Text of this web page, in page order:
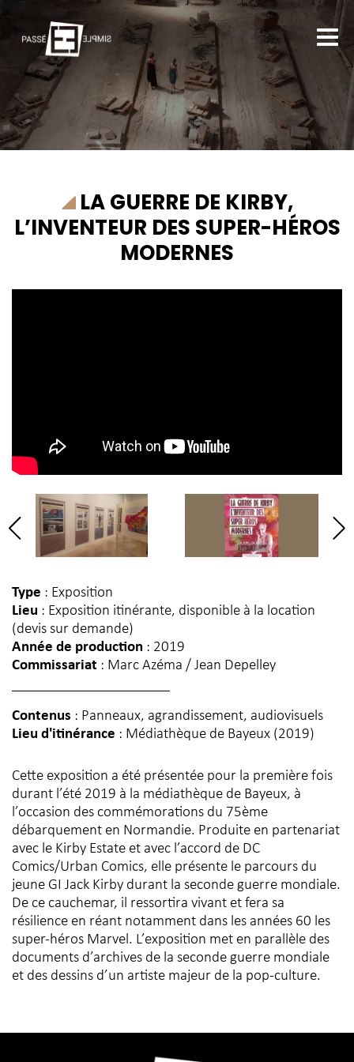
LA GUERRE DE KIRBY,
L’INVENTEUR DES SUPER-HÉROS
MODERNES
Type : Exposition
Lieu : Exposition itinérante, disponible à la location
(devis sur demande)
Année de production : 2019
Commissariat : Marc Azéma / Jean Depelley
Contenus : Panneaux, agrandissement, audiovisuels
Lieu d'itinérance : Médiathèque de Bayeux (2019)
Cette exposition a été présentée pour la première fois
durant l’été 2019 à la médiathèque de Bayeux, à
l’occasion des commémorations du 75ème
débarquement en Normandie. Produite en partenariat
avec le Kirby Estate et avec l’accord de DC
Comics/Urban Comics, elle présente le parcours du
jeune GI Jack Kirby durant la seconde guerre mondiale.
De ce cauchemar, il ressortira vivant et fera sa
résilience en réant notamment dans les années 60 les
super-héros Marvel. L’exposition met en parallèle des
documents d’archives de la seconde guerre mondiale
et des dessins d’un artiste majeur de la pop-culture.